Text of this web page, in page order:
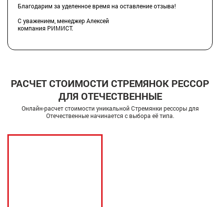
Благодарим за уделенное время на оставление отзыва!
С уважением, менеджер Алексей
компания РИМИСТ.
РАСЧЕТ СТОИМОСТИ СТРЕМЯНОК РЕССОР
ДЛЯ ОТЕЧЕСТВЕННЫЕ
Онлайн-расчет стоимости уникальной Стремянки рессоры для
Отечественные начинается с выбора её типа.